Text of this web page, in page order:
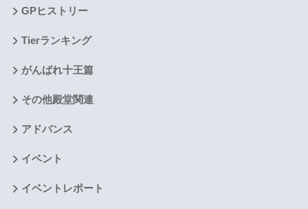
GPヒストリー
Tierランキング
がんばれ十王篇
その他殿堂関連
アドバンス
イベント
イベントレポート